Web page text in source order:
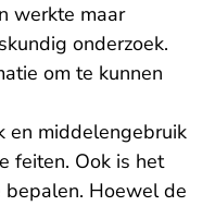
werkte maar
onderzoek.
om te kunnen
en middelengebruik
feiten. Ook is het
bepalen. Hoewel de